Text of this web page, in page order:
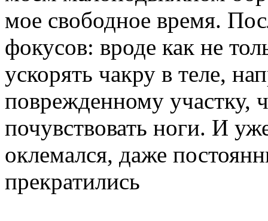
мое свободное время.
фокусов: вроде как не
ускорять чакру в теле,
поврежденному участку,
почувствовать ноги. И
оклемался, даже
прекратились